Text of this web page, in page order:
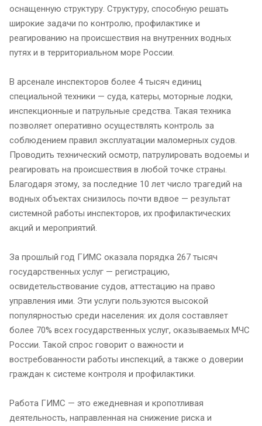
оснащенную структуру. Структуру, способную решать
широкие задачи по контролю, профилактике и
реагированию на происшествия на внутренних водных
путях и в территориальном море России.
В арсенале инспекторов более 4 тысяч единиц
специальной техники — суда, катеры, моторные лодки,
инспекционные и патрульные средства. Такая техника
позволяет оперативно осуществлять контроль за
соблюдением правил эксплуатации маломерных судов.
Проводить технический осмотр, патрулировать водоемы и
реагировать на происшествия в любой точке страны.
Благодаря этому, за последние 10 лет число трагедий на
водных объектах снизилось почти вдвое — результат
системной работы инспекторов, их профилактических
акций и мероприятий.
За прошлый год ГИМС оказала порядка 267 тысяч
государственных услуг — регистрацию,
освидетельствование судов, аттестацию на право
управления ими. Эти услуги пользуются высокой
популярностью среди населения: их доля составляет
более 70% всех государственных услуг, оказываемых МЧС
России. Такой спрос говорит о важности и
востребованности работы инспекций, а также о доверии
граждан к системе контроля и профилактики.
Работа ГИМС — это ежедневная и кропотливая
деятельность, направленная на снижение риска и